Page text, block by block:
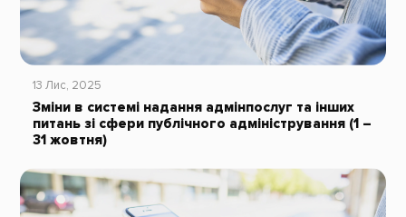
13 Лис, 2025
Зміни в системі надання адмінпослуг та інших
питань зі сфери публічного адміністрування (1 –
31 жовтня)